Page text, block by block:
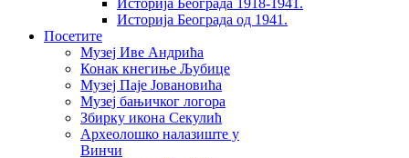
Историја Београда 1918-1941.
Историја Београда од 1941.
Посетите
Музеј Иве Андрића
Конак кнегиње Љубице
Музеј Паје Јовановића
Музеј бањичког логора
Збирку икона Секулић
Археолошко налазиште у
Винчи